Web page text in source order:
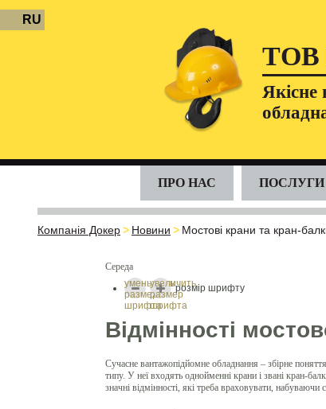
RU
ТОВ
Якісне
ПРО НАС ПОСЛУГИ
Компанія Докер> Новини > Мостові крани та кран-
Середа
розмір шрифту
уменьшить
размер
шрифта
увеличить
размер
шрифта
Відмінності
Сучасне вантажопідйомне обладнання – збірне
типу. У неї входять однойменні крани і звані кран-
значні відмінності, які треба враховувати,